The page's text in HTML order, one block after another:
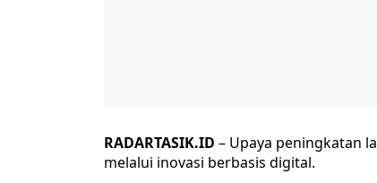
RADARTASIK.ID – Upaya peningkatan
melalui inovasi berbasis digital.